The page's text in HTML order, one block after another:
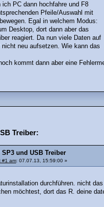
PC dann hochfahre und F8
Pfeile/Auswahl mit
Egal in welchem Modus:
Desktop, dort dann aber das
reagiert. Da nun viele Daten auf
neu aufsetzen. Wie kann das
kommt dann aber eine
Treiber:
SP3 und USB Treiber
#1 am: 07.07.13, 15:59:00 »
durchführen. nicht
möchtest, dort das R. deine